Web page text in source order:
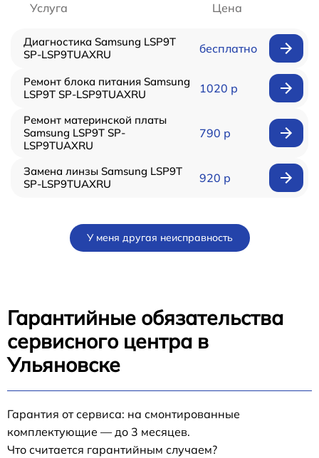
Услуга Цена
Диагностика Samsung LSP9T
SP-LSP9TUAXRU
бесплатно
Ремонт блока питания Samsung
LSP9T SP-LSP9TUAXRU
1020 р
Ремонт материнской платы
Samsung LSP9T SP-
LSP9TUAXRU
790 р
Замена линзы Samsung LSP9T
SP-LSP9TUAXRU
920 р
У меня другая неисправность
Гарантийные обязательства
сервисного центра в
Ульяновске
Гарантия от сервиса: на смонтированные
комплектующие — до 3 месяцев.
Что считается гарантийным случаем?